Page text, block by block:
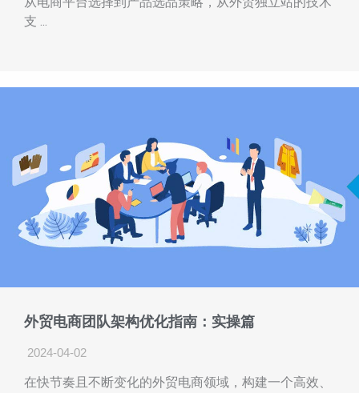
支 ...
外贸电商团队架构优化指南：实操篇
2024-04-02
在快节奏且不断变化的外贸电商领域，构建一个高效、